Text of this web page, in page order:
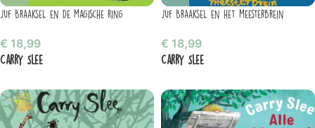
Juf Braaksel en de magische ring
€ 18,99
Carry Slee
Juf Braaksel en het meesterbrein
€ 18,99
Carry Slee